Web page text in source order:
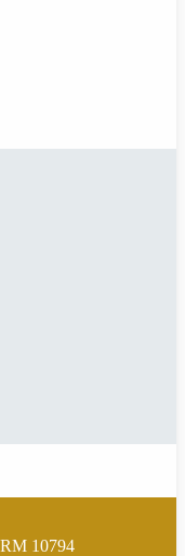
10794